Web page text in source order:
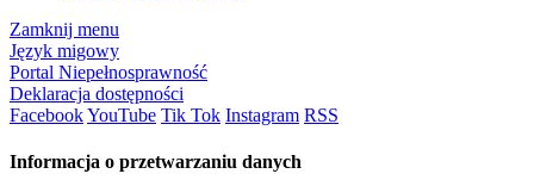
Zamknij menu
Język migowy
Portal Niepełnosprawność
Deklaracja dostępności
FacebookYouTube Tik Tok Instagram RSS
Informacja o przetwarzaniu danych